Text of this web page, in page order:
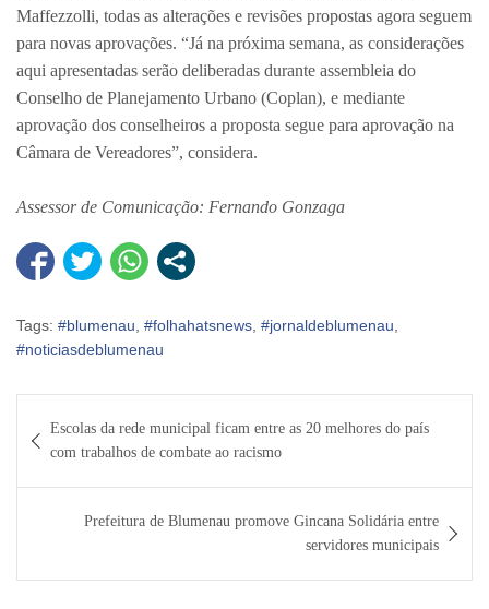
Maffezzolli, todas as alterações e revisões propostas agora seguem
para novas aprovações. “Já na próxima semana, as considerações
aqui apresentadas serão deliberadas durante assembleia do
Conselho de Planejamento Urbano (Coplan), e mediante
aprovação dos conselheiros a proposta segue para aprovação na
Câmara de Vereadores”, considera.
Assessor de Comunicação: Fernando Gonzaga
Tags: #blumenau, #folhahatsnews, #jornaldeblumenau,
#noticiasdeblumenau
de
Post
Escolas da rede municipal ficam entre as 20 melhores do país
com trabalhos de combate ao racismo
Prefeitura de Blumenau promove Gincana Solidária entre
servidores municipais